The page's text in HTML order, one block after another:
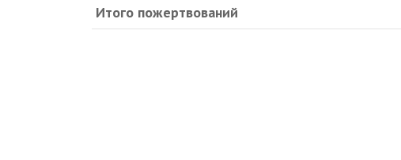
Итого пожертвований